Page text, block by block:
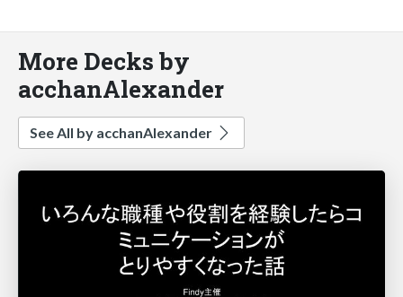
More Decks by
acchanAlexander
See All by acchanAlexander